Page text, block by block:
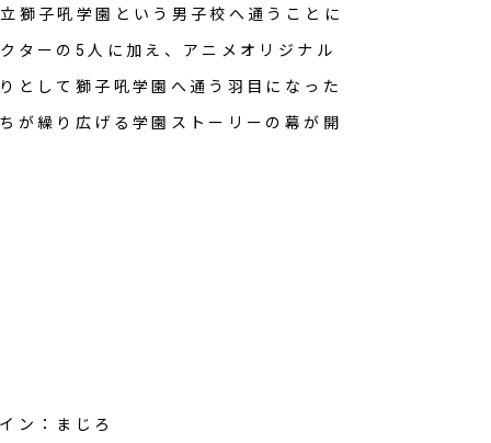
獅子吼学園という男子校へ通うことに
ターの5人に加え、アニメオリジナル
として獅子吼学園へ通う羽目になった
が繰り広げる学園ストーリーの幕が開
ン：まじろ